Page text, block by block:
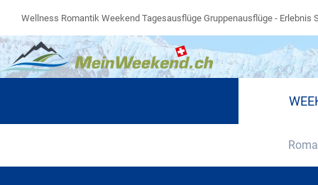
Wellness Romantik Weekend Tagesausflüge Gruppenausflüge -